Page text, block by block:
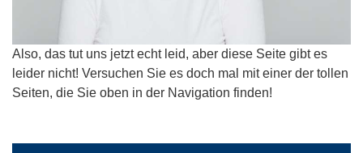
Also, das tut uns jetzt echt leid, aber diese Seite gibt es
leider nicht! Versuchen Sie es doch mal mit einer der tollen
Seiten, die Sie oben in der Navigation finden!